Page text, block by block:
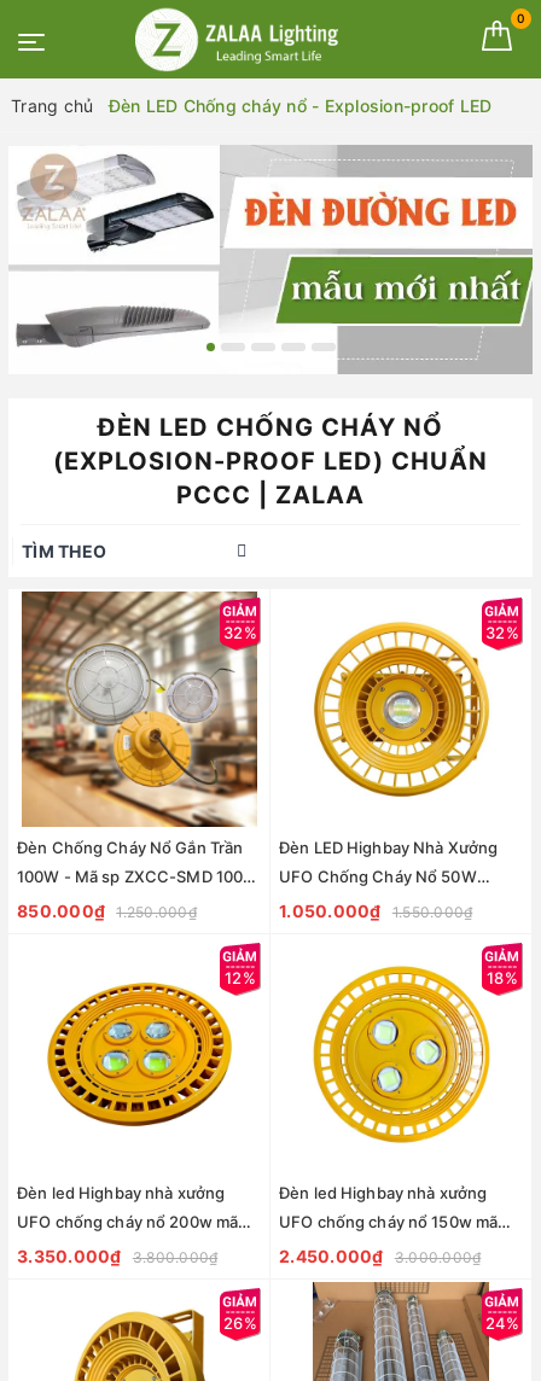
0
Trang chủ Đèn LED Chống cháy nổ - Explosion-proof LED
ĐÈN LED CHỐNG CHÁY NỔ
(EXPLOSION-PROOF LED) CHUẨN
PCCC | ZALAA
TÌM THEO
32%
Đèn Chống Cháy Nổ Gắn Trần
100W - Mã sp ZXCC-SMD 100W
ZALAA
850.000₫ 1.250.000₫
32%
Đèn LED Highbay Nhà Xưởng
UFO Chống Cháy Nổ 50W
ZALAA Mã sản phẩm
1.050.000₫ 1.550.000₫
12%
Đèn led Highbay nhà xưởng
UFO chống cháy nổ 200w mã
ZHB200COB-CCN ZALAA
3.350.000₫ 3.800.000₫
18%
Đèn led Highbay nhà xưởng
UFO chống cháy nổ 150w mã
ZHB150COB-CCN ZALAA
2.450.000₫ 3.000.000₫
26% 24%